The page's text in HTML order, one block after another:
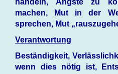
handeln, Ängste zu
machen, Mut in der
sprechen, Mut
Verantwortung
Beständigkeit,
wenn dies nötig ist,